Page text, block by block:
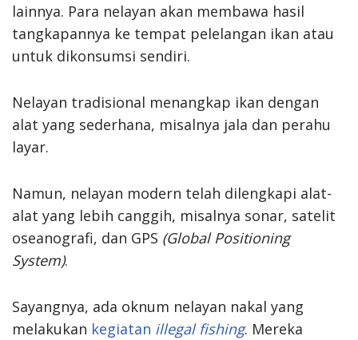
lainnya. Para nelayan akan membawa hasil
tangkapannya ke tempat pelelangan ikan atau
untuk dikonsumsi sendiri.
Nelayan tradisional menangkap ikan dengan
alat yang sederhana, misalnya jala dan perahu
layar.
Namun, nelayan modern telah dilengkapi alat-
alat yang lebih canggih, misalnya sonar, satelit
oseanografi, dan GPS (Global Positioning
System).
Sayangnya, ada oknum nelayan nakal yang
melakukan kegiatan illegal fishing. Mereka